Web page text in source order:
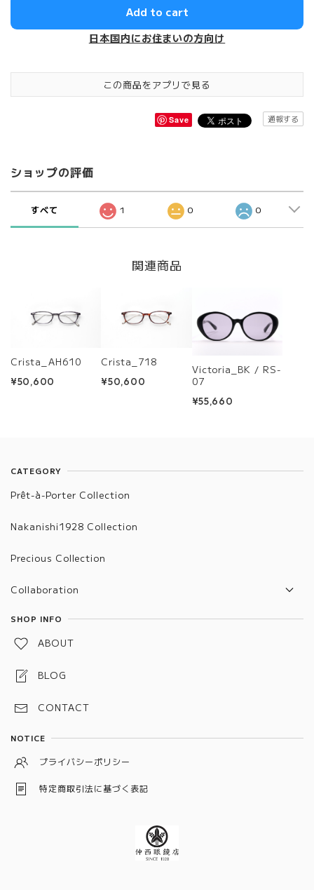
Add to cart
日本国内にお住まいの方向け
この商品をアプリで見る
Save 通報する
ショップの評価
すべて 1 0 0
関連商品
Crista_AH610
¥50,600
Crista_718
¥50,600
Victoria_BK / RS-
07
¥55,660
CATEGORY
Prêt-à-Porter Collection
Nakanishi1928 Collection
Precious Collection
Collaboration
TVR x Nakanishi
SHOP INFO
ABOUT
BLOG
CONTACT
NOTICE
プライバシーポリシー
特定商取引法に基づく表記